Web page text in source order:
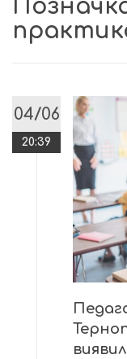
04/06
20:39